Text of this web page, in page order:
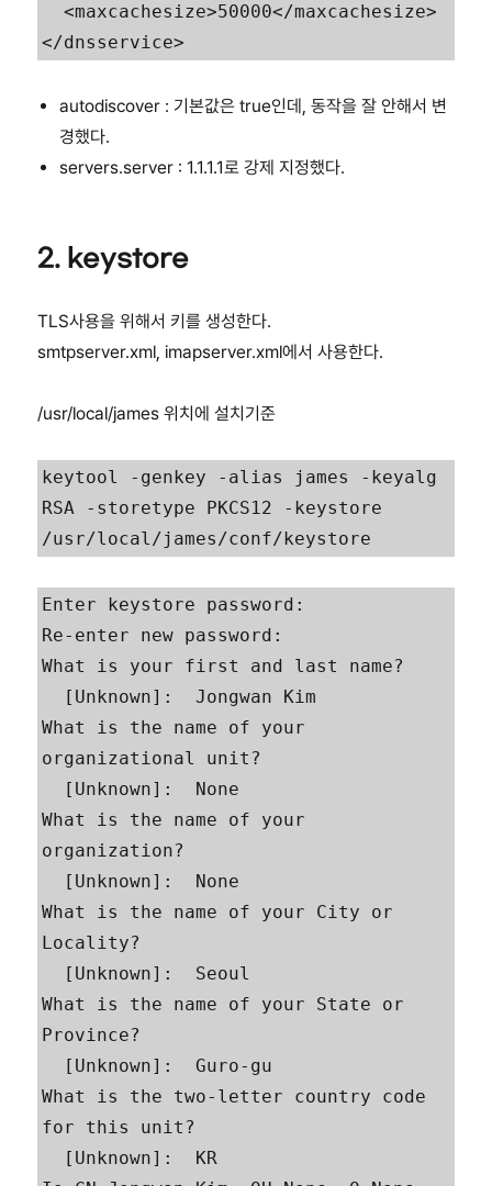
  <maxcachesize>50000</maxcachesize>
</dnsservice>
autodiscover : 기본값은 true인데, 동작을 잘 안해서 변
경했다.
servers.server : 1.1.1.1로 강제 지정했다.
2. keystore
TLS사용을 위해서 키를 생성한다.
smtpserver.xml, imapserver.xml에서 사용한다.
/usr/local/james 위치에 설치기준
keytool -genkey -alias james -keyalg
RSA -storetype PKCS12 -keystore
/usr/local/james/conf/keystore
Enter keystore password:
Re-enter new password:
What is your first and last name?
What is the name of your
organizational unit?
What is the name of your
organization?
What is the name of your City or
Locality?
What is the name of your State or
Province?
What is the two-letter country code
for this unit?